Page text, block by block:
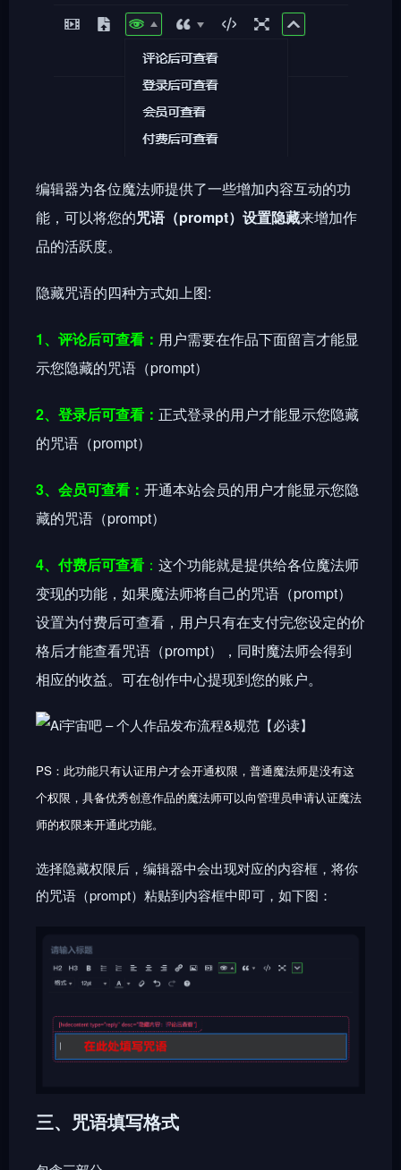
编辑器为各位魔法师提供了一些增加内容互动的功
能，可以将您的咒语（prompt）设置隐藏来增加作
品的活跃度。
隐藏咒语的四种方式如上图:
1、评论后可查看： 用户需要在作品下面留言才能显
示您隐藏的咒语（prompt）
2、登录后可查看： 正式登录的用户才能显示您隐藏
的咒语（prompt）
3、会员可查看： 开通本站会员的用户才能显示您隐
藏的咒语（prompt）
4、 付费后可查看 ： 这个功能就是提供给各位魔法师
变现的功能，如果魔法师将自己的咒语（prompt）
设置为付费后可查看，用户只有在支付完您设定的价
格后才能查看咒语（prompt），同时魔法师会得到
相应的收益。可在创作中心提现到您的账户。
PS：此功能只有认证用户才会开通权限，普通魔法师是没有这
个权限，具备优秀创意作品的魔法师可以向管理员申请认证魔法
师的权限来开通此功能。
选择隐藏权限后，编辑器中会出现对应的内容框，将你
的咒语（prompt）粘贴到内容框中即可，如下图：
三、咒语填写格式